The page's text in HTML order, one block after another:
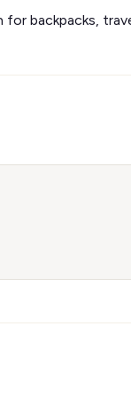
backpacks,